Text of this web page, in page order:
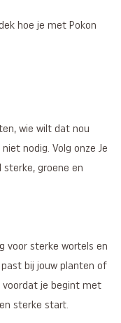
hoe je met Pokon
wie wilt dat nou
nodig. Volg onze Je
groene en
voor sterke wortels en
bij jouw planten of
voordat je begint met
sterke start.